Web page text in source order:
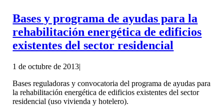
Bases y programa de ayudas para la
rehabilitación energética de edificios
existentes del sector residencial
1 de octubre de 2013|
Bases reguladoras y convocatoria del programa de ayudas para
la rehabilitación energética de edificios existentes del sector
residencial (uso vivienda y hotelero).